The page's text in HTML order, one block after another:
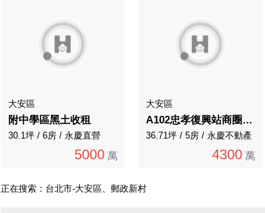
大安區
附中學區黑土收租
30.1坪 / 6房 / 永慶直營
5000 萬
大安區
A102忠孝復興站商圈大安路一段華廈6樓
36.71坪 / 5房 / 永慶不動產
4300 萬
正在搜索： 台北市-大安區、郵政新村